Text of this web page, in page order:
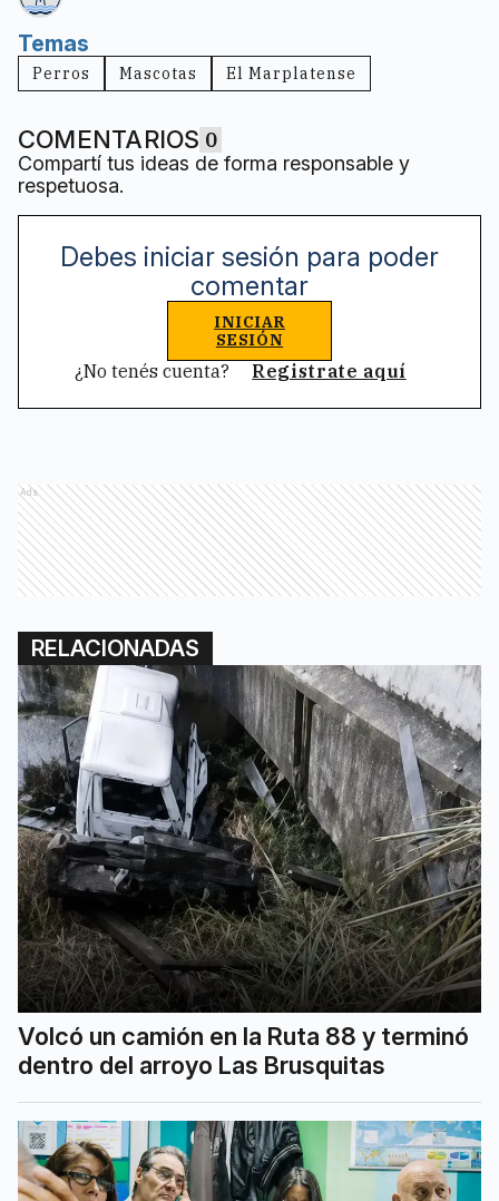
Temas
Perros Mascotas El Marplatense
COMENTARIOS 0
Compartí tus ideas de forma responsable y
respetuosa.
Debes iniciar sesión para poder
comentar
INICIAR
SESIÓN
¿No tenés cuenta? Registrate aquí
Ads
RELACIONADAS
Volcó un camión en la Ruta 88 y terminó
dentro del arroyo Las Brusquitas